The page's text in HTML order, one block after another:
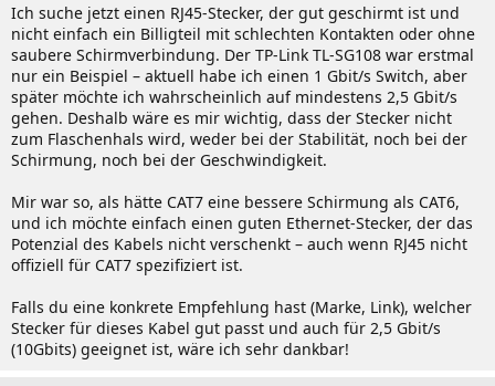
Ich suche jetzt einen RJ45-Stecker, der gut geschirmt ist und
nicht einfach ein Billigteil mit schlechten Kontakten oder ohne
saubere Schirmverbindung. Der TP-Link TL-SG108 war erstmal
nur ein Beispiel – aktuell habe ich einen 1 Gbit/s Switch, aber
später möchte ich wahrscheinlich auf mindestens 2,5 Gbit/s
gehen. Deshalb wäre es mir wichtig, dass der Stecker nicht
zum Flaschenhals wird, weder bei der Stabilität, noch bei der
Schirmung, noch bei der Geschwindigkeit.
Mir war so, als hätte CAT7 eine bessere Schirmung als CAT6,
und ich möchte einfach einen guten Ethernet-Stecker, der das
Potenzial des Kabels nicht verschenkt – auch wenn RJ45 nicht
offiziell für CAT7 spezifiziert ist.
Falls du eine konkrete Empfehlung hast (Marke, Link), welcher
Stecker für dieses Kabel gut passt und auch für 2,5 Gbit/s
(10Gbits) geeignet ist, wäre ich sehr dankbar!